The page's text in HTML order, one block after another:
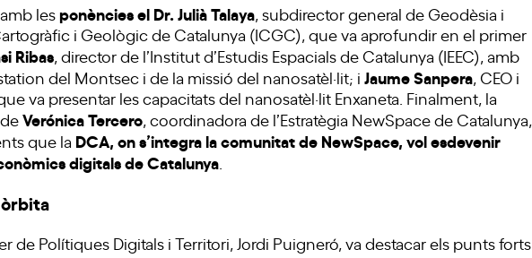
lesponències el Dr. Julià Talaya , subdirector general de Geodèsia i
i Geològic de Catalunya (ICGC), que va aprofundir en el primer
Ribas , director de l’Institut d’Estudis Espacials de Catalunya (IEEC), amb
del Montsec i de la missió del nanosatèl·lit; i Jaume Sanpera , CEO i
va presentar les capacitats del nanosatèl·lit Enxaneta. Finalment, la
Verónica Tercero , coordinadora de l’Estratègia NewSpace de Catalunya,
que la DCA, on s’integra la comunitat de NewSpace, vol esdevenir
digitals de Catalunya
òrbita
de Polítiques Digitals i Territori, Jordi Puigneró, va destacar els punts forts